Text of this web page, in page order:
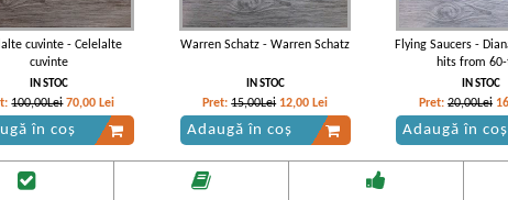
cuvinte - Celelalte
cuvinte
IN STOC
100,00Lei 70,00 Lei
în coș
Warren Schatz - Warren Schatz
IN STOC
Pret:15,00Lei 12,00 Lei
Adaugă în coș
Flying Saucers -
hits from
IN STOC
Pret: 20,00Lei
Adaugă în coș